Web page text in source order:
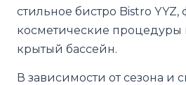
стильное бистро Bistro YYZ,
косметические процедуры
крытый бассейн.
В зависимости от сезона и